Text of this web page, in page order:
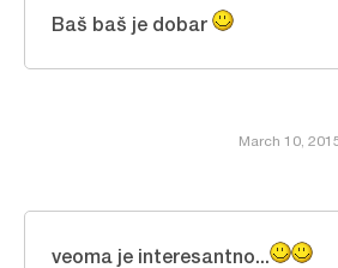
March 10,
Baš baš je dobar
veoma je interesantno...